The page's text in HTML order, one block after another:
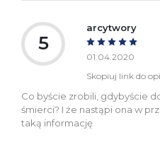
5
arcytwory
01.04.2020
Skopiuj link do
Co byście zrobili, gdybyście
śmierci? I że nastąpi ona w
taką informację